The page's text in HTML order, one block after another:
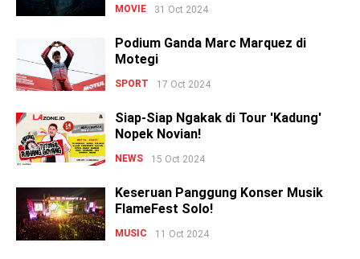
MOVIE 31 Oct 2024
Podium Ganda Marc Marquez di
Motegi
SPORT 17 Oct 2024
Siap-Siap Ngakak di Tour 'Kadung'
Nopek Novian!
NEWS 15 Oct 2024
Keseruan Panggung Konser Musik
FlameFest Solo!
MUSIC 11 Oct 2024